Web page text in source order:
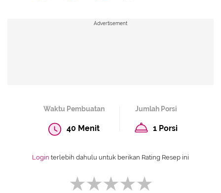
Advertisement
Waktu Pembuatan
40 Menit
Jumlah Porsi
1 Porsi
Login terlebih dahulu untuk berikan Rating Resep ini